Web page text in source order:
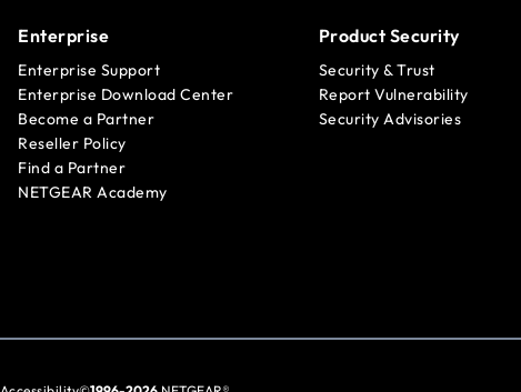
Enterprise
Enterprise Support
Enterprise Download Center
Become a Partner
Reseller Policy
Find a Partner
NETGEAR Academy
Product Security
Security & Trust
Report Vulnerability
Security Advisories